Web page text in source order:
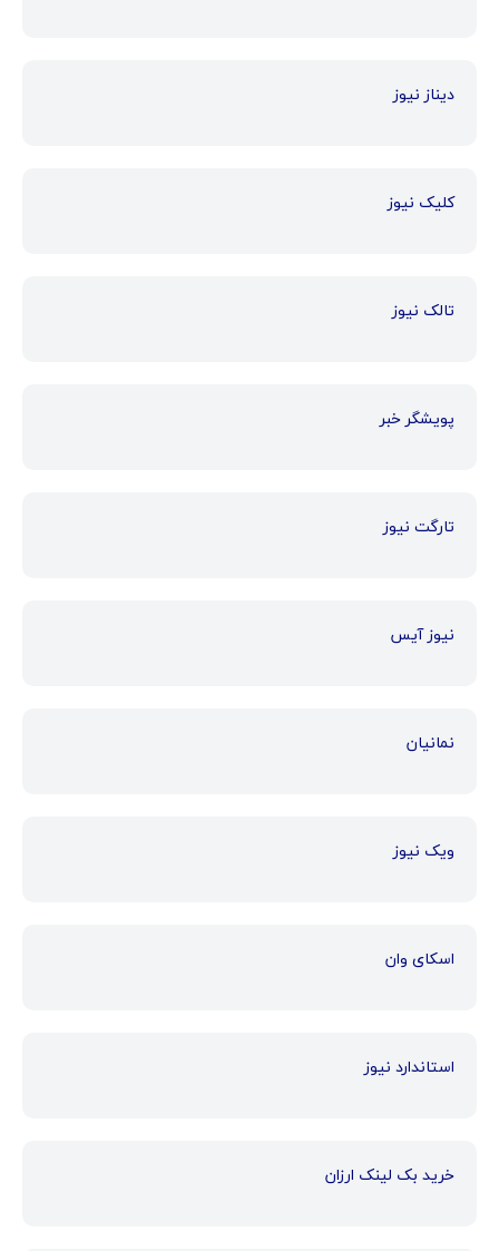
دیناز نیوز
کلیک نیوز
تالک نیوز
پویشگر خبر
تارگت نیوز
نیوز آیس
نمانیان
ویک نیوز
اسکای وان
استاندارد نیوز
خرید بک لینک ارزان